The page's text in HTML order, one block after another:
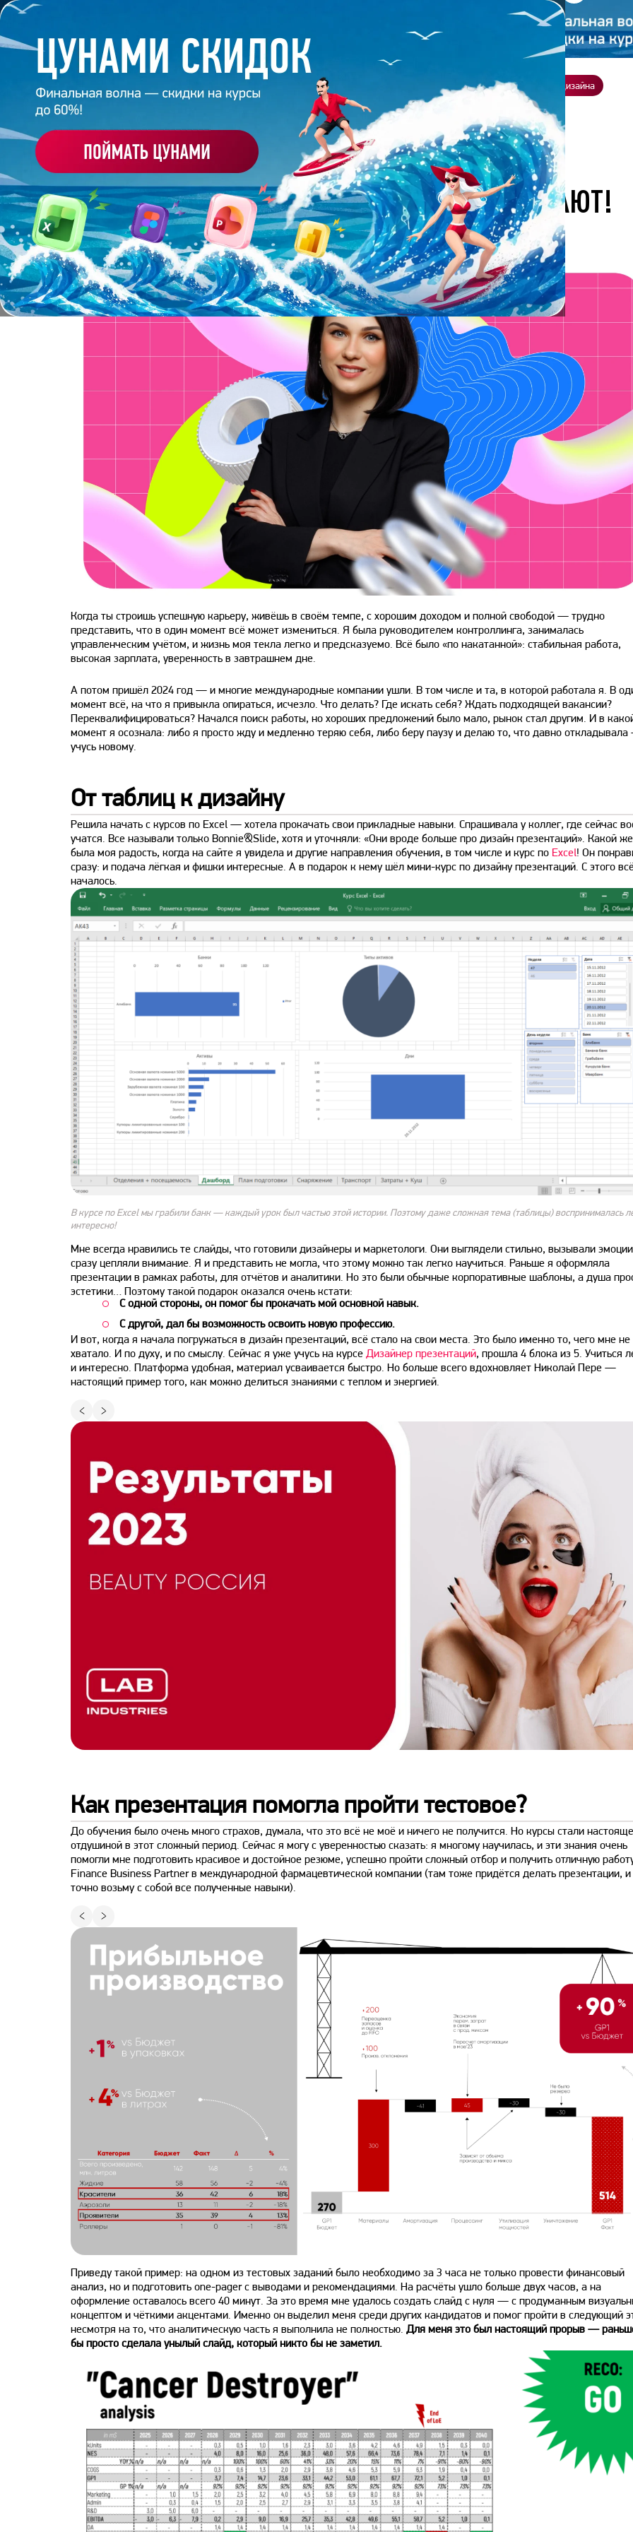
Корпоративное обучение Заказать презентацию Студия дизайна
Главная/Блог/Ольга Батура. Теперь мои слайды продают!
2 июля 2025 6минут 1 508
ОЛЬГА БАТУРА. ТЕПЕРЬ МОИ СЛАЙДЫ ПРОДАЮТ!
Поделиться
Когда ты строишь успешную карьеру, живёшь в своём темпе, с хорошим доходом и полной свободой — трудно
представить, что в один момент всё может измениться. Я была руководителем контроллинга, занималась
управленческим учётом, и жизнь моя текла легко и предсказуемо. Всё было «по накатанной»: стабильная работа,
высокая зарплата, уверенность в завтрашнем дне.
А потом пришёл 2024 год — и многие международные компании ушли. В том числе и та, в которой работала я. В
момент всё, на что я привыкла опираться, исчезло. Что делать? Где искать себя? Ждать подходящей вакансии?
Переквалифицироваться? Начался поиск работы, но хороших предложений было мало, рынок стал другим. И в
момент я осознала: либо я просто жду и медленно теряю себя, либо беру паузу и делаю то, что давно
учусь новому.
От таблиц к дизайну
Решила начать с курсов по Excel — хотела прокачать свои прикладные навыки. Спрашивала у коллег, где сейчас
учатся. Все называли только Bonnie&Slide, хотя и уточняли: «Они вроде больше про дизайн презентаций». Какой же
была моя радость, когда на сайте я увидела и другие направления обучения, в том числе и курс по Excel! Он
сразу: и подача лёгкая и фишки интересные. А в подарок к нему шёл мини-курс по дизайну презентаций. С этого
началось.
В курсе по Excel мы грабили банк — каждый урок был частью этой истории. Поэтому даже сложная тема (таблицы) воспринималась
интересно!
Мне всегда нравились те слайды, что готовили дизайнеры и маркетологи. Они выглядели стильно, вызывали
сразу цепляли внимание. Я и представить не могла, что этому можно так легко научиться. Раньше я оформляла
презентации в рамках работы, для отчётов и аналитики. Но это были обычные корпоративные шаблоны, а душа
эстетики… Поэтому такой подарок оказался очень кстати:
С одной стороны, он помог бы прокачать мой основной навык.
С другой, дал бы возможность освоить новую профессию.
И вот, когда я начала погружаться в дизайн презентаций, всё стало на свои места. Это было именно то, чего мне не
хватало. И по духу, и по смыслу. Сейчас я уже учусь на курсе Дизайнер презентаций, прошла 4 блока из 5. Учиться
и интересно. Платформа удобная, материал усваивается быстро. Но больше всего вдохновляет Николай Пере —
настоящий пример того, как можно делиться знаниями с теплом и энергией.
Как презентация помогла пройти тестовое?
До обучения было очень много страхов, думала, что это всё не моё и ничего не получится. Но курсы стали
отдушиной в этот сложный период. Сейчас я могу с уверенностью сказать: я многому научилась, и эти знания очень
помогли мне подготовить красивое и достойное резюме, успешно пройти сложный отбор и получить отличную
Finance Business Partner в международной фармацевтической компании (там тоже придётся делать презентации, и
точно возьму с собой все полученные навыки).
Приведу такой пример: на одном из тестовых заданий было необходимо за 3 часа не только провести финансовый
анализ, но и подготовить one-pager с выводами и рекомендациями. На расчёты ушло больше двух часов, а на
оформление оставалось всего 40 минут. За это время мне удалось создать слайд с нуля — с продуманным
концептом и чёткими акцентами. Именно он выделил меня среди других кандидатов и помог пройти в следующий
несмотря на то, что аналитическую часть я выполнила не полностью. Для меня это был настоящий прорыв —
бы просто сделала унылый слайд, который никто бы не заметил.